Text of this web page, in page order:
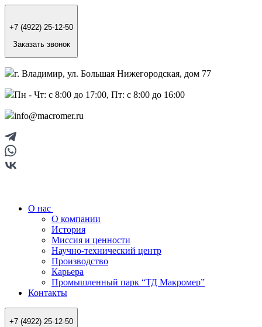
+7 (4922) 25-12-50
Заказать звонок
г. Владимир, ул. Большая Нижегородская, дом 77
Пн - Чт: с 8:00 до 17:00, Пт: с 8:00 до 16:00
info@macromer.ru
О нас
О компании
История
Миссия и ценности
Научно-технический центр
Производство
Карьера
Промышленный парк “ТД Макромер”
Контакты
+7 (4922) 25-12-50